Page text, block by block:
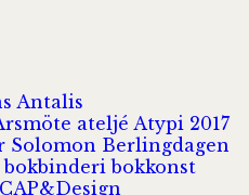
Antalis
ateljé Atypi 2017
Solomon Berlingdagen
bokbinderibokkonst
CAP&Design